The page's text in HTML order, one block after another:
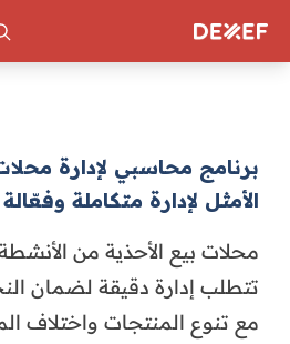
برنامج محاسبي لإدارة
الأمثل لإدارة متكاملة وفعّالة
محلات بيع الأحذية من
تتطلب إدارة دقيقة لضمان
مع تنوع المنتجات واختلاف